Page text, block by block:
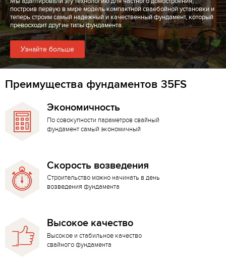
построив первую в мире модель компактной сваебойной установки и
теперь строим самый надежный и качественный фундамент, который
превосходит другие типы фундамента.
Узнайте больше
Преимущества фундаментов 35FS
Экономичность
По совокупности параметров свайный
фундамент самый экономичный
Скорость возведения
Строительство можно начинать в день
возведения фундамента
Высокое качество
Высокое и стабильное качество
свайного фундамента